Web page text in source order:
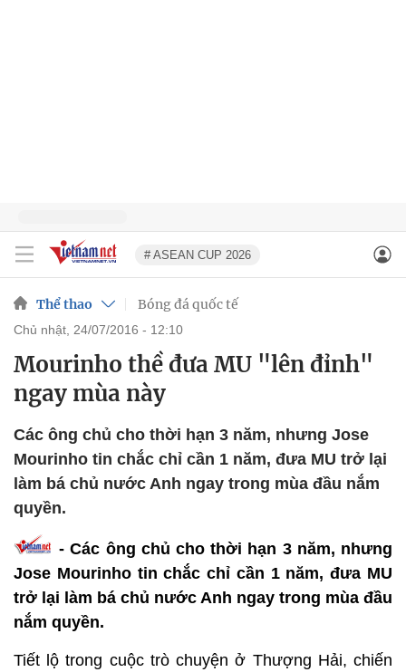
# ASEAN CUP 2026
Thể thao Bóng đá quốc tế
chủ nhật, 24/07/2016 - 12:10
Mourinho thề đưa MU "lên đỉnh"
ngay mùa này
Các ông chủ cho thời hạn 3 năm, nhưng Jose
Mourinho tin chắc chỉ cần 1 năm, đưa MU trở lại
làm bá chủ nước Anh ngay trong mùa đầu nắm
quyền.
- Các ông chủ cho thời hạn 3 năm, nhưng
Jose Mourinho tin chắc chỉ cần 1 năm, đưa MU
trở lại làm bá chủ nước Anh ngay trong mùa đầu
nắm quyền.
Tiết lộ trong cuộc trò chuyện ở Thượng Hải, chiến